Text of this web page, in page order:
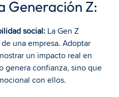
Generación Z:
social: La Gen Z
una empresa. Adoptar
un impacto real en
genera confianza, sino que
con ellos.